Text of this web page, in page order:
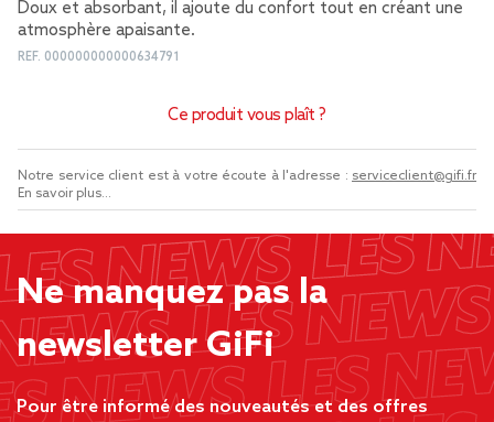
Doux et absorbant, il ajoute du confort tout en créant une
atmosphère apaisante.
REF. 000000000000634791
Ce produit vous plaît ?
Notre service client est à votre écoute à l'adresse : serviceclient@gifi.fr
En savoir plus...
Ne manquez pas la
newsletter GiFi
Pour être informé des nouveautés et des offres